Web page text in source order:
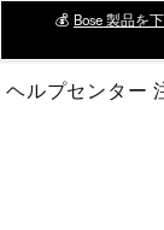
Main
💰 Bose 製品を
ヘルプセンター